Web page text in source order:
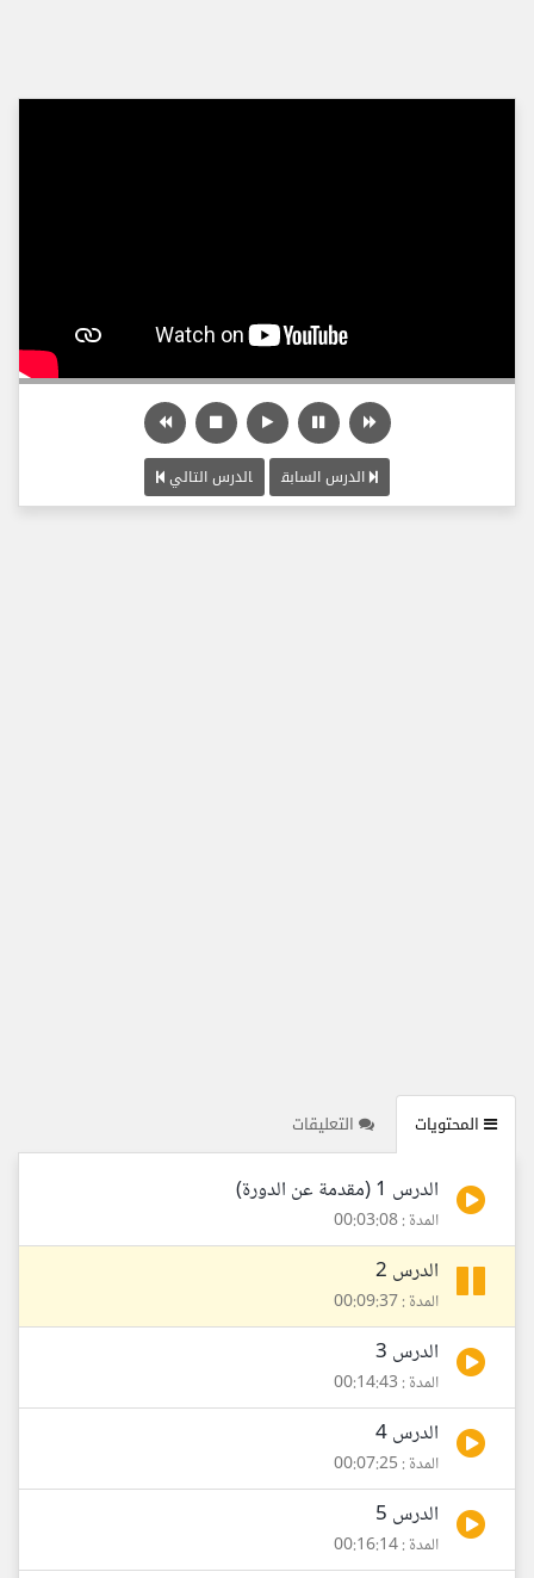
الدرس السابق الدرس التالي
المحتويات التعليقات
الدرس 1 (مقدمة عن الدورة)
المدة : 00:03:08
الدرس 2
المدة : 00:09:37
الدرس 3
المدة : 00:14:43
الدرس 4
المدة : 00:07:25
الدرس 5
المدة : 00:16:14